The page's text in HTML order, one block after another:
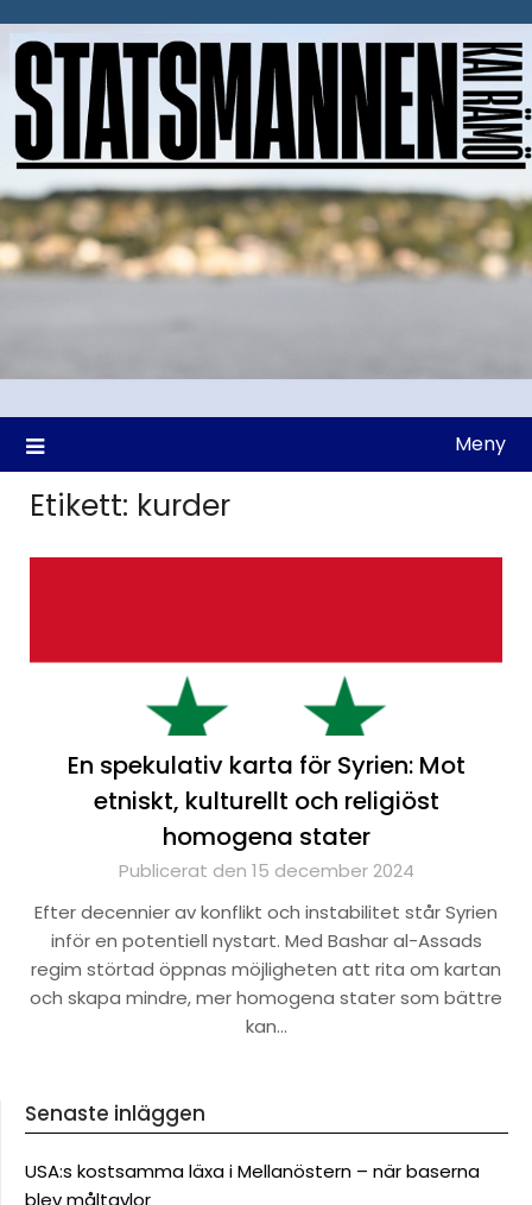
till
Meny
Etikett: kurder
En spekulativ karta för Syrien: Mot
etniskt, kulturellt och religiöst
homogena stater
Publicerat den 15 december 2024
Efter decennier av konflikt och instabilitet står Syrien
inför en potentiell nystart. Med Bashar al-Assads
regim störtad öppnas möjligheten att rita om kartan
och skapa mindre, mer homogena stater som bättre
kan…
Senaste inläggen
USA:s kostsamma läxa i Mellanöstern – när baserna
blev måltavlor